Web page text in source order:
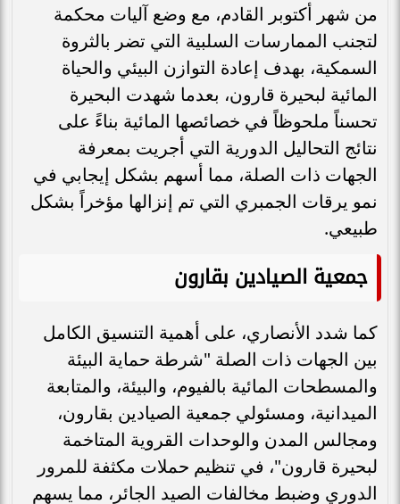
من شهر أكتوبر القادم، مع وضع آليات محكمة
لتجنب الممارسات السلبية التي تضر بالثروة
السمكية، بهدف إعادة التوازن البيئي والحياة
المائية لبحيرة قارون، بعدما شهدت البحيرة
تحسناً ملحوظاً في خصائصها المائية بناءً على
نتائج التحاليل الدورية التي أجريت بمعرفة
الجهات ذات الصلة، مما أسهم بشكل إيجابي في
نمو يرقات الجمبري التي تم إنزالها مؤخراً بشكل
طبيعي.
جمعية الصيادين بقارون
كما شدد الأنصاري، على أهمية التنسيق الكامل
بين الجهات ذات الصلة "شرطة حماية البيئة
والمسطحات المائية بالفيوم، والبيئة، والمتابعة
الميدانية، ومسئولي جمعية الصيادين بقارون،
ومجالس المدن والوحدات القروية المتاخمة
لبحيرة قارون"، في تنظيم حملات مكثفة للمرور
الدوري وضبط مخالفات الصيد الجائر، مما يسهم